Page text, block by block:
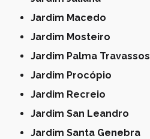
Jardim Macedo
Jardim Mosteiro
Jardim Palma Travassos
Jardim Procópio
Jardim Recreio
Jardim San Leandro
Jardim Santa Genebra